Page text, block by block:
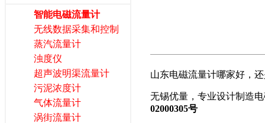
智能电磁流量计
无线数据采集和控制
蒸汽流量计
浊度仪
超声波明渠流量计
污泥浓度计
气体流量计
涡街流量计
山东电磁流量计哪家好，
无锡优量，专业设计制造
02000305号